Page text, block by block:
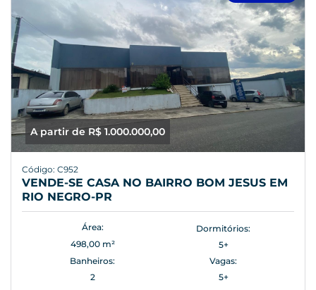
A partir de R$ 1.000.000,00
Código: C952
VENDE-SE CASA NO BAIRRO BOM JESUS EM
RIO NEGRO-PR
Área:
498,00 m²
Dormitórios:
5+
Banheiros:
2
Vagas:
5+